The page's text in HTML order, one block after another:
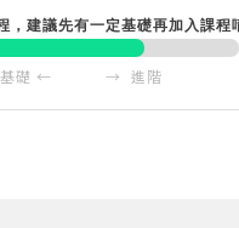
，建議先有一定基礎再加入課程
基礎 ← → 進階